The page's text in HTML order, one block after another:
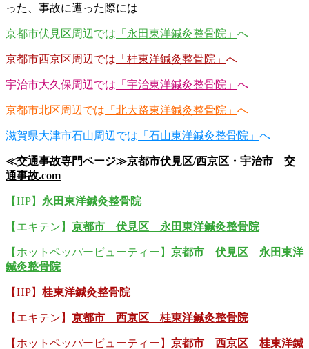
った、事故に遭った際には
京都市伏見区周辺では 「永田東洋鍼灸整骨院」 へ
京都市西京区周辺では 「桂東洋鍼灸整骨院」 へ
宇治市大久保周辺では 「宇治東洋鍼灸整骨院」 へ
京都市北区周辺では 「北大路東洋鍼灸整骨院」 へ
滋賀県大津市石山周辺では 「石山東洋鍼灸整骨院」 へ
≪交通事故専門ページ≫京都市伏見区/西京区・宇治市 交
通事故.com
【HP】 永田東洋鍼灸整骨院
【エキテン】 京都市 伏見区 永田東洋鍼灸整骨院
【ホットペッパービューティー】 京都市 伏見区 永田東洋
鍼灸整骨院
【HP】 桂東洋鍼灸整骨院
【エキテン】 京都市 西京区 桂東洋鍼灸整骨院
【ホットペッパービューティー】 京都市 西京区 桂東洋鍼